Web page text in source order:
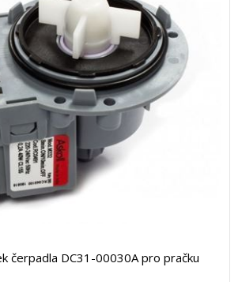
čerpadla DC31-00030A pro pračku